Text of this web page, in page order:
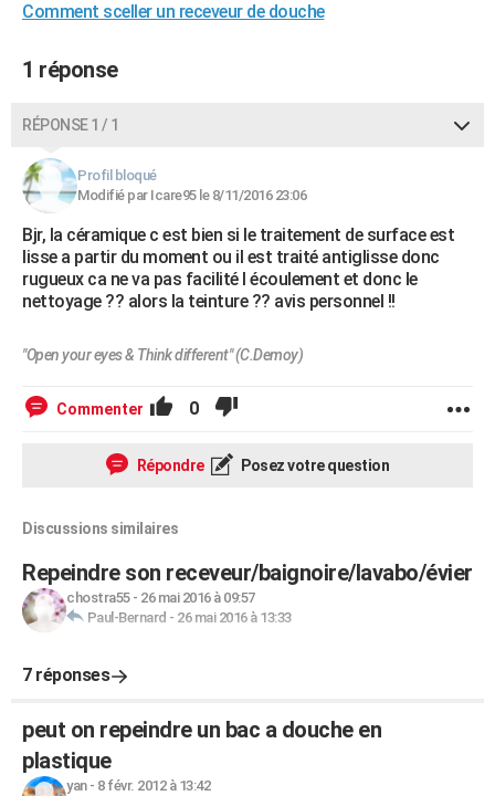
Carte de Noël
Carte Bonne année
Carte Saint-Valentin
Carte Pâques
Carte d'anniversaire
DICTIONNAIRE
PROGRAMME TV
FORUM
Bricolage
Lifestyle
Culture
Sport
Auto
Television
Voyage
Cinema
Comment sceller un receveur de douche
1 réponse
RÉPONSE 1 / 1
Profil bloqué
Modifié par Icare95 le 8/11/2016 23:06
Bjr, la céramique c est bien si le traitement de surface est
lisse a partir du moment ou il est traité antiglisse donc
rugueux ca ne va pas facilité l écoulement et donc le
nettoyage ?? alors la teinture ?? avis personnel !!
"Open your eyes & Think different" (C.Demoy)
Commenter 0
Répondre Posez votre question
Discussions similaires
Repeindre son receveur/baignoire/lavabo/évier
chostra55- 26 mai 2016 à 09:57
Paul-Bernard - 26 mai 2016 à 13:33
7 réponses
peut on repeindre un bac a douche en
plastique
yan- 8 févr. 2012 à 13:42